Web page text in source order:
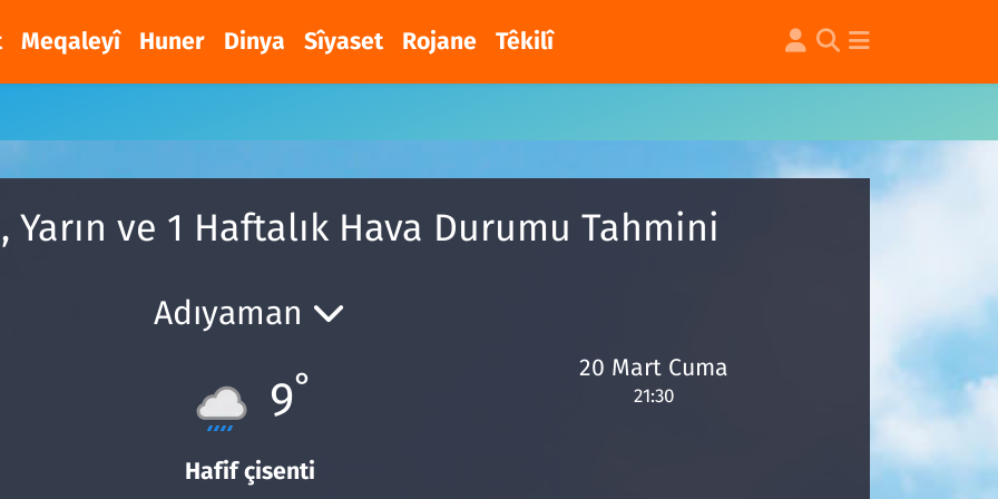
Meqaleyî Huner Dinya Sîyaset Rojane Têkilî
Yarın ve 1 Haftalık Hava Durumu Tahmini
Adıyaman
9°
Hafif çisenti
20 Mart Cuma
21:30